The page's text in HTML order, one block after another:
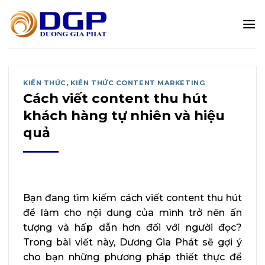
qua
dung
KIẾN THỨC, KIẾN THỨC CONTENT MARKETING
Cách viết content thu hút
khách hàng tự nhiên và hiệu
quả
Bạn đang tìm kiếm cách viết content thu hút
để làm cho nội dung của mình trở nên ấn
tượng và hấp dẫn hơn đối với người đọc?
Trong bài viết này, Dương Gia Phát sẽ gợi ý
cho bạn những phương pháp thiết thực để